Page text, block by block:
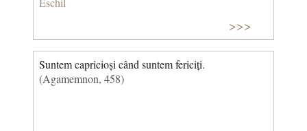
>>>
Suntem capricioși când suntem fericiți.
(Agamemnon, 458)